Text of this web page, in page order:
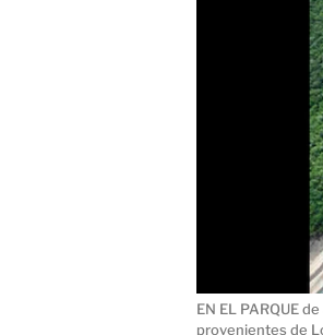
EN EL PARQUE
provenientes de